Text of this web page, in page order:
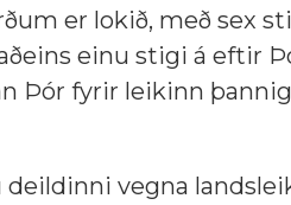
er lokið, með sex
einu stigi á eftir
Þór fyrir leikinn
vegna